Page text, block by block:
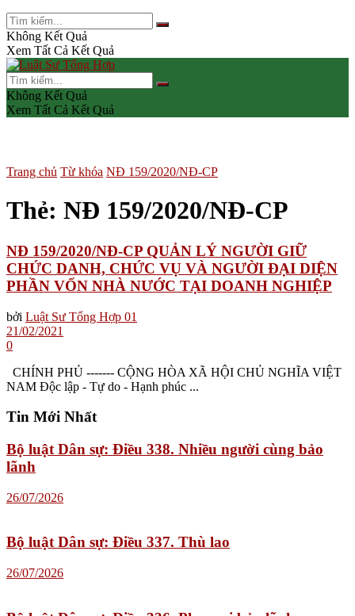
Không Kết Quả
Xem Tất Cả Kết Quả
Không Kết Quả
Xem Tất Cả Kết Quả
Trang chủ Từ khóa NĐ 159/2020/NĐ-CP
Thẻ: NĐ 159/2020/NĐ-CP
NĐ 159/2020/NĐ-CP QUẢN LÝ NGƯỜI GIỮ
CHỨC DANH, CHỨC VỤ VÀ NGƯỜI ĐẠI DIỆN
PHẦN VỐN NHÀ NƯỚC TẠI DOANH NGHIỆP
bởi Luật Sư Tổng Hợp 01
21/02/2021
0
CHÍNH PHỦ ------- CỘNG HÒA XÃ HỘI CHỦ NGHĨA VIỆT
NAM Độc lập - Tự do - Hạnh phúc ...
Tin Mới Nhất
Bộ luật Dân sự: Điều 338. Nhiều người cùng bảo
lãnh
26/07/2026
Bộ luật Dân sự: Điều 337. Thù lao
26/07/2026